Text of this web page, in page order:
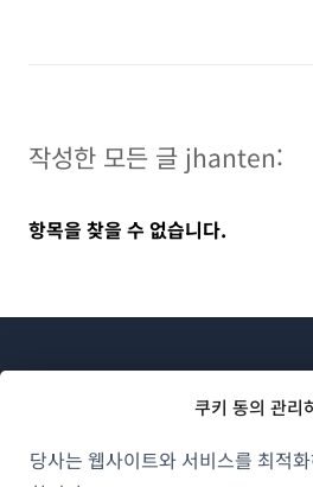
쿠키 동의 관리
당사는 웹사이트와 서비스를 최적
작성한 모든 글 jhanten:
항목을 찾을 수 없습니다.
WPML 소개